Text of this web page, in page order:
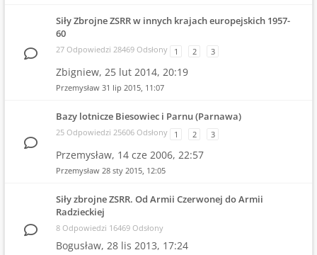
Siły Zbrojne ZSRR w innych krajach europejskich 1957-
60
27 Odpowiedzi 28469 Odsłony 1 2 3
Zbigniew, 25 lut 2014, 20:19
Przemysław 31 lip 2015, 11:07
Bazy lotnicze Biesowiec i Parnu (Parnawa)
25 Odpowiedzi 25606 Odsłony 1 2 3
Przemysław, 14 cze 2006, 22:57
Przemysław 28 sty 2015, 12:05
Siły zbrojne ZSRR. Od Armii Czerwonej do Armii
Radzieckiej
8 Odpowiedzi 16469 Odsłony
Bogusław, 28 lis 2013, 17:24